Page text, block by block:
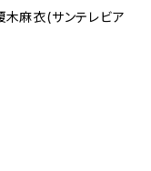
木麻衣(サンテレビア